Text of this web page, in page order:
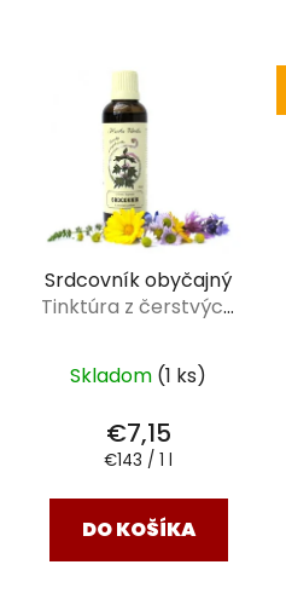
Srdcovník obyčajný
Tinktúra z čerstvých
Skladom (1 ks)
€7,15
Jednotková
€143 / 1 l
DO KOŠÍKA